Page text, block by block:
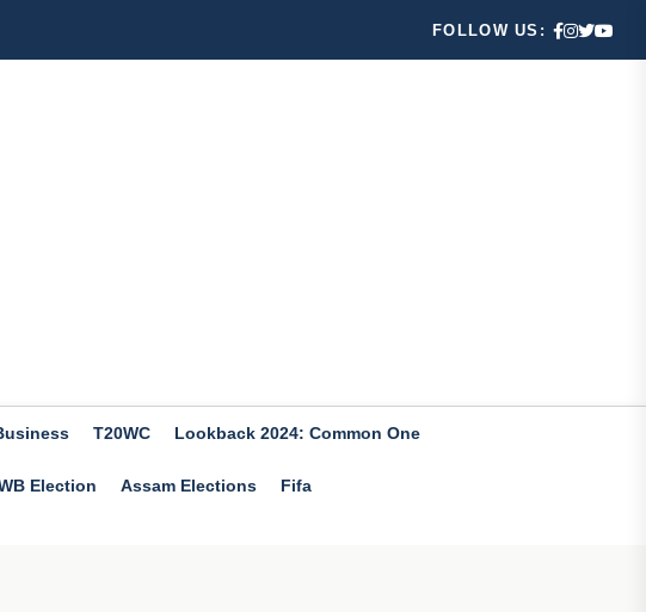
FOLLOW US:
T20WC Lookback 2024: Common One
Election Assam Elections Fifa